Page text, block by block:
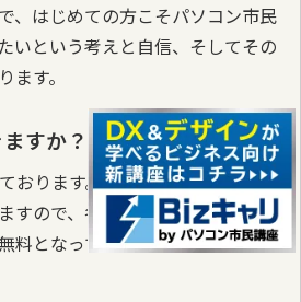
、はじめての方こそパソコン市民
いという考えと自信、そしてその
す。
すか？
おります。体験受講は事前にご予
すので、各教室へご連絡くださ
料となっておりますので、お気軽